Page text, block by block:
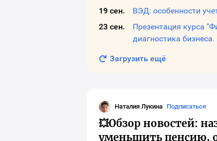
19 сен.
ВЭД: особенности
23 сен.
Презентация курса
диагностика бизнеса.
Загрузить ещё
Наталия Лукина
Наталия Лукина Подписаться
💥Обзор новостей:
уменьшить пенсию,